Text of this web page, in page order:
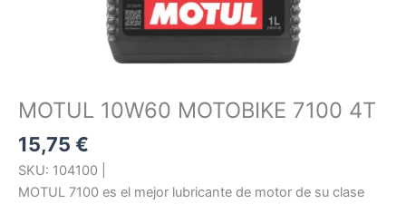
MOTUL 10W60 MOTOBIKE 7100 4T
15,75 €
SKU: 104100 |
MOTUL 7100 es el mejor lubricante de motor de su clase